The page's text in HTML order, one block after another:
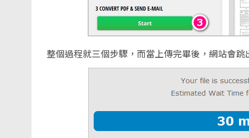
整個過程就三個步驟，而當上傳完畢後，網站會